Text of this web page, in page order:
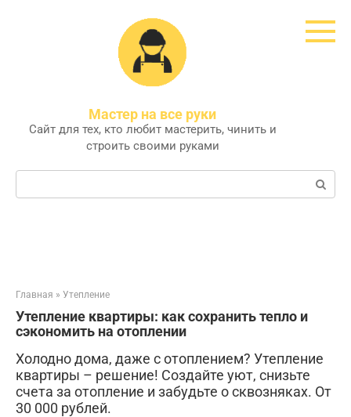
Мастер на все руки
Сайт для тех, кто любит мастерить, чинить и
строить своими руками
Поиск:
Главная » Утепление
Утепление квартиры: как сохранить тепло и
сэкономить на отоплении
Холодно дома, даже с отоплением? Утепление
квартиры – решение! Создайте уют, снизьте
счета за отопление и забудьте о сквозняках. От
30 000 рублей.